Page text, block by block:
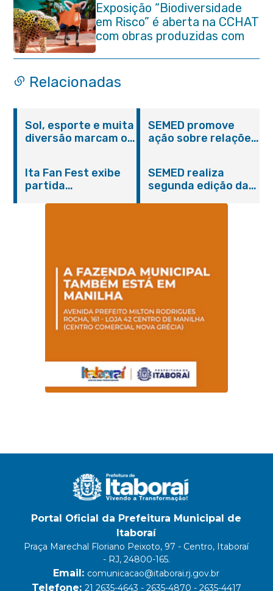
Exposição “Biodiversidade
em Risco” é aberta na CCHAT
com obras produzidas com
ajuda de alunos da rede
municipal
Relacionadas
Sol, esporte e muita
diversão marcam o
Domingo no Parque
Paleontológico
SEMED promove
ação sobre relações
Ita Fan Fest exibe
partida
SEMED realiza
segunda edição da
Portal Oficial da Prefeitura Municipal de
Itaboraí
Praça Marechal Floriano Peixoto, 97 - Centro, Itaboraí
- RJ, 24800-165.
Email: comunicacao@itaborai.rj.gov.br
Telefone: 21 2635-4643 - 2635-4870 - 2635-4417